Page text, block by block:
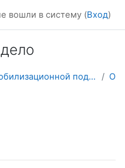
вошли в систему (Вход)
Мобилизационной подготовки здравоохранения и медицины катастроф О курсе